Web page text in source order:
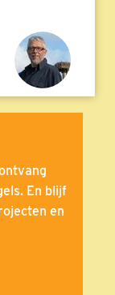
En blijf
en